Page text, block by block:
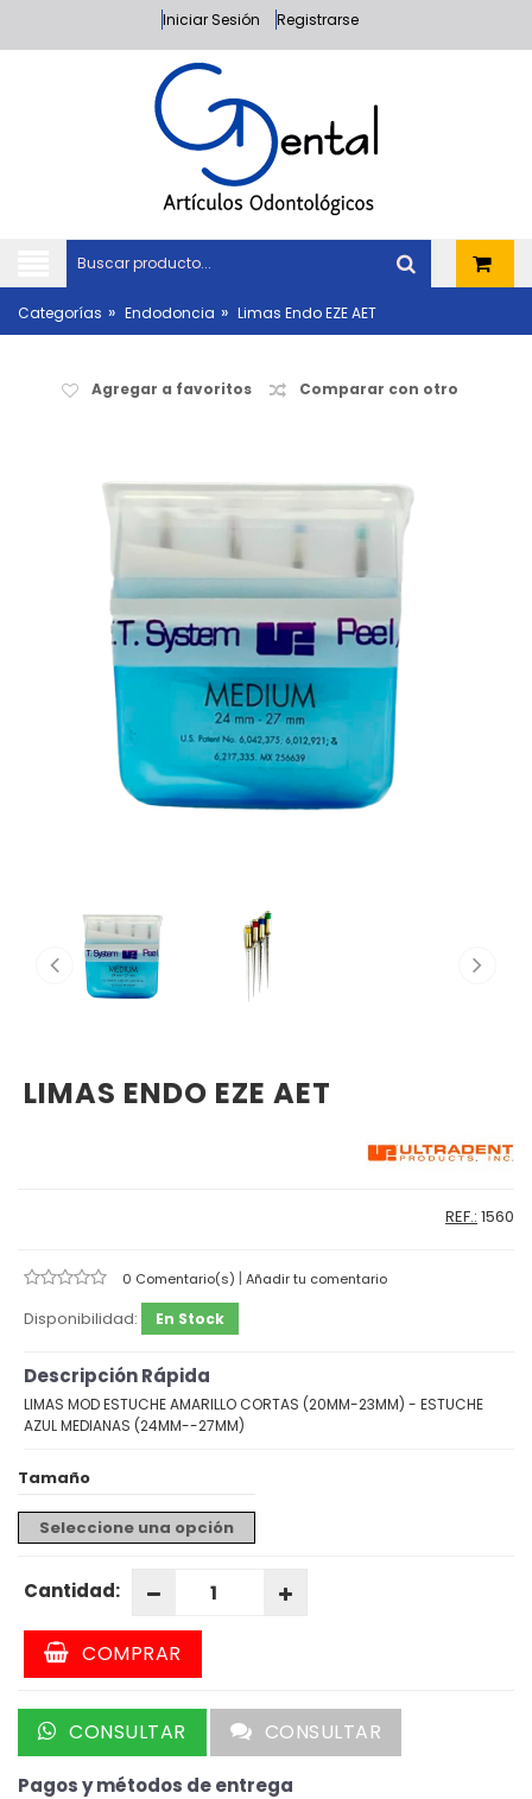
Iniciar Sesión Registrarse
Categorías » Endodoncia » Limas Endo EZE AET
Agregar a favoritos Comparar con otro
LIMAS ENDO EZE AET
REF.: 1560
0 Comentario(s) | Añadir tu comentario
Disponibilidad: En Stock
Descripción Rápida
LIMAS MOD ESTUCHE AMARILLO CORTAS (20MM-23MM) - ESTUCHE
AZUL MEDIANAS (24MM--27MM)
Tamaño
Seleccione una opción
Cantidad:
COMPRAR
CONSULTAR CONSULTAR
Pagos y métodos de entrega